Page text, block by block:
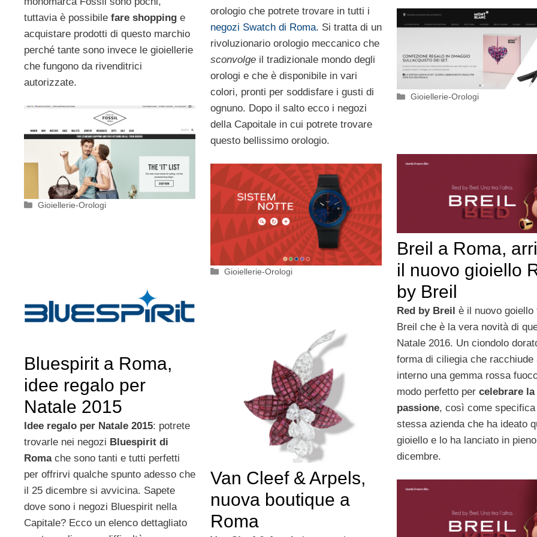
Categorie
Gioiellerie-Orologi
tuttavia è possibile fare shopping e
acquistare prodotti di questo marchio
perché tante sono invece le gioiellerie
che fungono da rivenditrici
autorizzate.
Categorie
Gioiellerie-Orologi
orologio che potrete trovare in tutti i
negozi Swatch di Roma. Si tratta di un
rivoluzionario orologio meccanico che
sconvolgeil tradizionale mondo degli
orologi e che è disponibile in vari
colori, pronti per soddisfare i gusti di
ognuno. Dopo il salto ecco i negozi
della Capoitale in cui potrete trovare
questo bellissimo orologio.
Categorie
Gioiellerie-Orologi
Breil a Roma,
il nuovo gioiello
by Breil
Red by Breil è il nuovo goiello
Breil che è la vera novità di
Natale 2016. Un ciondolo
forma di ciliegia che racchiude
interno una gemma rossa
modo perfetto percelebrare la
passione, così come specifica
stessa azienda che ha ideato
gioiello e lo ha lanciato in pieno
dicembre.
Bluespirit a Roma,
idee regalo per
Natale 2015
Idee regalo per Natale 2015: potrete
trovarle nei negozi Bluespirit di
Romache sono tanti e tutti perfetti
per offrirvi qualche spunto adesso che
il 25 dicembre si avvicina. Sapete
dove sono i negozi Bluespirit nella
Capitale? Ecco un elenco dettagliato
Van Cleef & Arpels,
nuova boutique a
Roma